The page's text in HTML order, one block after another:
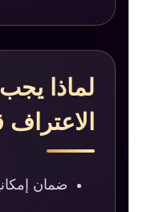
لماذا
ضمان